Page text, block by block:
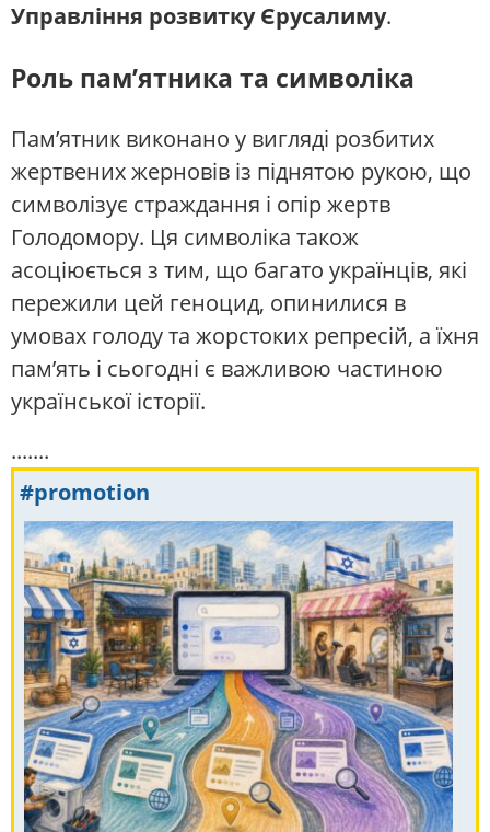
Управління розвитку Єрусалиму.
Роль пам’ятника та символіка
Пам’ятник виконано у вигляді розбитих
жертвених жерновів із піднятою рукою, що
символізує страждання і опір жертв
Голодомору. Ця символіка також
асоціюється з тим, що багато українців, які
пережили цей геноцид, опинилися в
умовах голоду та жорстоких репресій, а їхня
пам’ять і сьогодні є важливою частиною
української історії.
.......
#promotion